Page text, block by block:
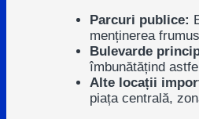
Parcuri publice:
menținerea
Bulevarde
îmbunătățind
Alte locații
piața centrală,